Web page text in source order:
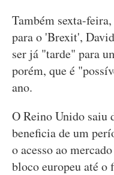
Também sexta-
para o 'Brexit',
ser já "tarde" para
porém, que é
ano.
O Reino Unido saiu
beneficia de um
o acesso ao
bloco europeu até o